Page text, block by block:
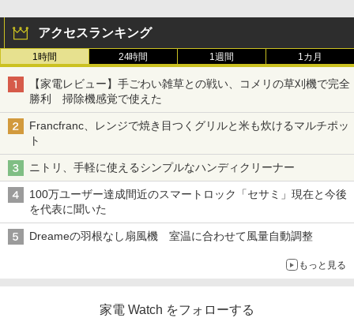
アクセスランキング
1時間 24時間 1週間 1カ月
【家電レビュー】手ごわい雑草との戦い、コメリの草刈機で完全
勝利 掃除機感覚で使えた
Francfranc、レンジで焼き目つくグリルと米も炊けるマルチポッ
ト
ニトリ、手軽に使えるシンプルなハンディクリーナー
100万ユーザー達成間近のスマートロック「セサミ」現在と今後
を代表に聞いた
Dreameの羽根なし扇風機 室温に合わせて風量自動調整
もっと見る
家電 Watch をフォローする